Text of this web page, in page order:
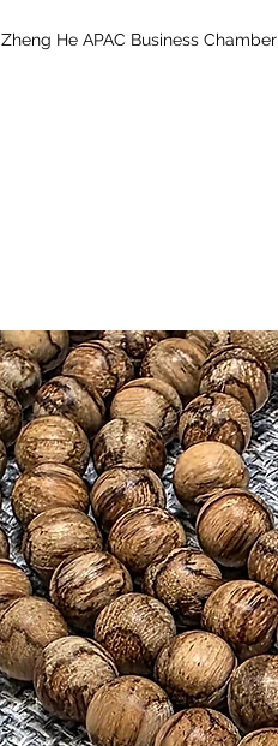
Zheng He APAC Business Chamber